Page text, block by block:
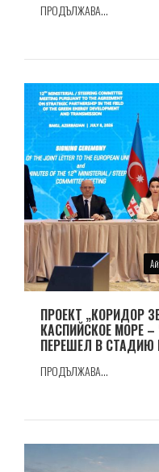
ПРОДЪЛЖАВА...
ПРОЕКТ „КОРИДОР
КАСПИЙСКОЕ МОРЕ –
ПЕРЕШЕЛ В СТАДИЮ
ПРОДЪЛЖАВА...